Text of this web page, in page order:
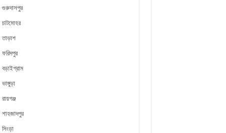
গুরুদাসপুর
চাটমোহর
তাড়াশ
ফরিদপুর
বড়াইগ্রাম
ভাঙ্গুড়া
রায়গঞ্জ
শাহজাদপুর
সিংড়া